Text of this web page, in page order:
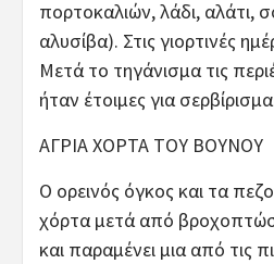
πορτοκαλιών, λάδι, αλάτι,
αλυσίβα). Στις γιορτινές
Μετά το τηγάνισμα τις
ήταν έτοιμες για
ΑΓΡΙΑ ΧΟΡΤΑ ΤΟΥ ΒΟΥΝΟΥ
Ο ορεινός όγκος και τα
χόρτα μετά από
και παραμένει μια από τις